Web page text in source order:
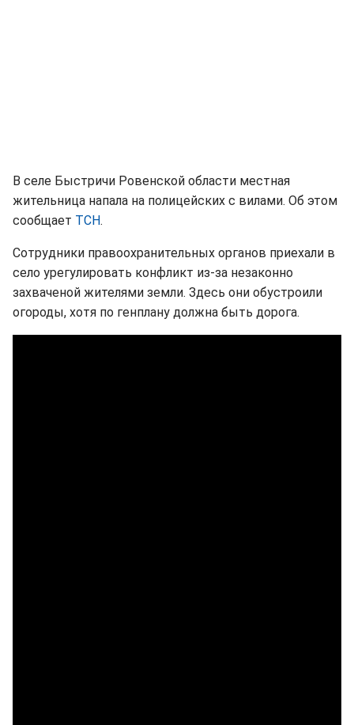
В селе Быстричи Ровенской области местная
жительница напала на полицейских с вилами. Об этом
сообщает ТСН.
Сотрудники правоохранительных органов приехали в
село урегулировать конфликт из-за незаконно
захваченой жителями земли. Здесь они обустроили
огороды, хотя по генплану должна быть дорога.